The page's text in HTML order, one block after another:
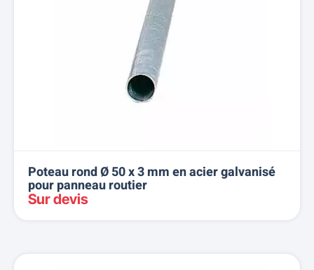
Poteau rond Ø 50 x 3 mm en acier galvanisé
pour panneau routier
Sur devis